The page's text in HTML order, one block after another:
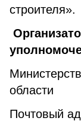
строителя».
области
Почтовый